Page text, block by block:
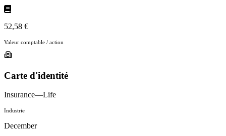
52,58 €
Valeur comptable / action
Carte d'identité
Insurance—Life
Industrie
December